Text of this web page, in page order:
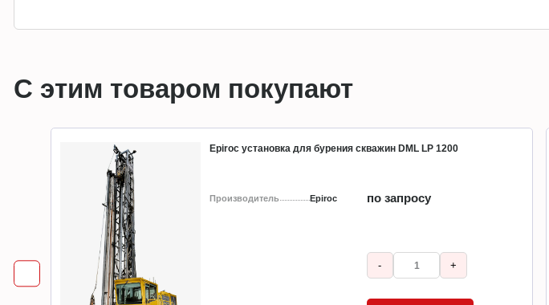
С этим товаром покупают
Epiroc установка для бурения скважин DML LP 1200
Производитель Epiroc по запросу
- +